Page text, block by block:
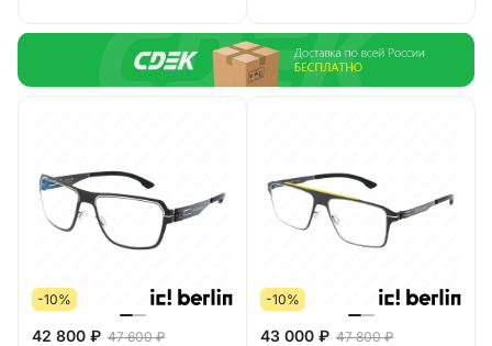
-10%
42 800 ₽ 47 600 ₽
-10%
43 000 ₽ 47 800 ₽